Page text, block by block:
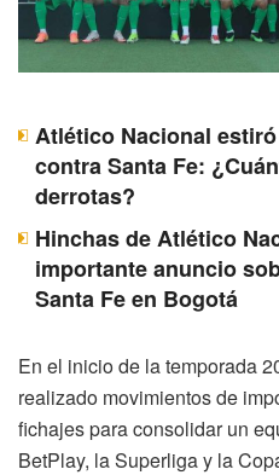
Atlético Nacional
contra Santa Fe:
derrotas?
Hinchas de Atlético
importante anuncio
Santa Fe en Bogotá
En el inicio de la temporada
realizado movimientos de
fichajes para consolidar un
BetPlay, la Superliga y la